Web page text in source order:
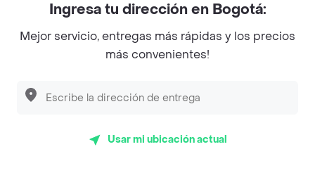
Sobre Rappi
Facebook
Twitter
Instagram
©2026Rappi Inc. All rights reserved.
Ingresa tu dirección en Bogotá:
Mejor servicio, entregas más rápidas y los precios
más convenientes!
Usar mi ubicación actual